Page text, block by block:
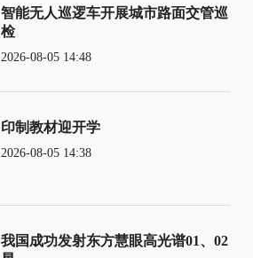
智能无人巡逻车开展城市路面交管巡
检
2026-08-05 14:48
印制教材迎开学
2026-08-05 14:38
我国成功发射东方慧眼高光谱01、02